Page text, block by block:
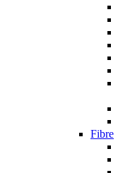
Fibre